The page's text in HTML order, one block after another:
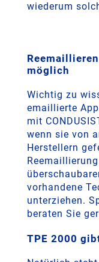
wiederum
möglich
Wichtig zu
emaillierte
mit
wenn sie von
Herstellern
vorhandene
unterziehen.
beraten Sie
TPE 2000